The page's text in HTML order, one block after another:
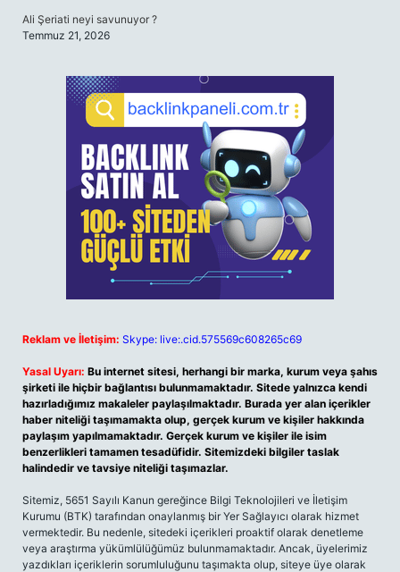
Ali Şeriati neyi savunuyor ?
Temmuz 21, 2026
Reklam ve İletişim: Skype: live:.cid.575569c608265c69
Yasal Uyarı: Bu internet sitesi, herhangi bir marka, kurum veya şahıs
şirketi ile hiçbir bağlantısı bulunmamaktadır. Sitede yalnızca kendi
hazırladığımız makaleler paylaşılmaktadır. Burada yer alan içerikler
haber niteliği taşımamakta olup, gerçek kurum ve kişiler hakkında
paylaşım yapılmamaktadır. Gerçek kurum ve kişiler ile isim
benzerlikleri tamamen tesadüfidir. Sitemizdeki bilgiler taslak
halindedir ve tavsiye niteliği taşımazlar.
Sitemiz, 5651 Sayılı Kanun gereğince Bilgi Teknolojileri ve İletişim
Kurumu (BTK) tarafından onaylanmış bir Yer Sağlayıcı olarak hizmet
vermektedir. Bu nedenle, sitedeki içerikleri proaktif olarak denetleme
veya araştırma yükümlülüğümüz bulunmamaktadır. Ancak, üyelerimiz
yazdıkları içeriklerin sorumluluğunu taşımakta olup, siteye üye olarak